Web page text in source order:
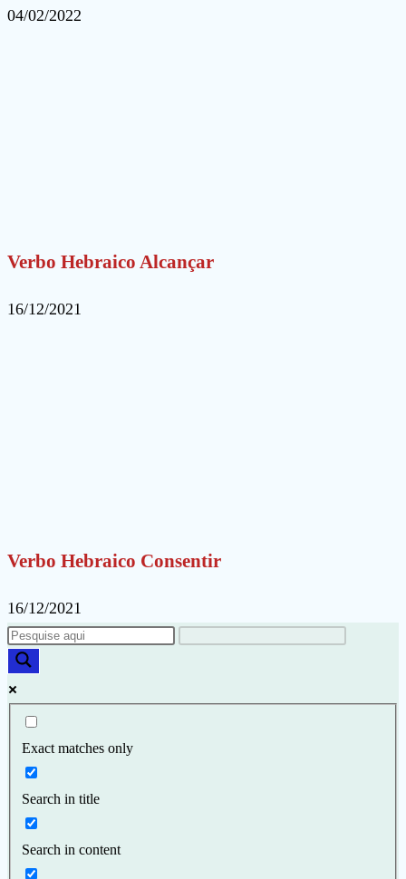
04/02/2022
Verbo Hebraico Alcançar
16/12/2021
Verbo Hebraico Consentir
16/12/2021
Exact matches only
Search in title
Search in content